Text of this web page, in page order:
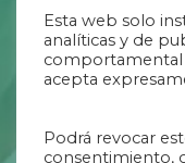
984 707 034
Esta web solo
analíticas y de
comportamental
acepta
Podrá revocar
consentimiento,